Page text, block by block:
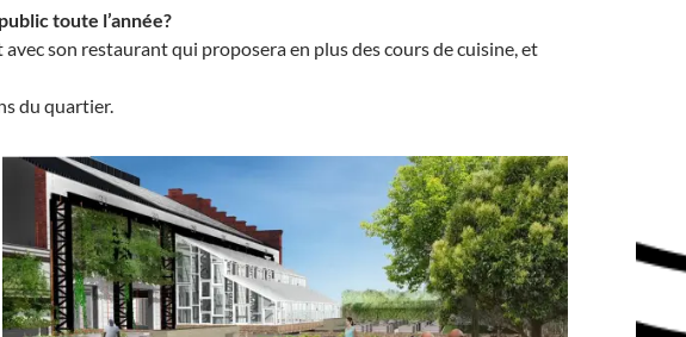
toute l’année?
son restaurant qui proposera en plus des cours de cuisine, et
du quartier.